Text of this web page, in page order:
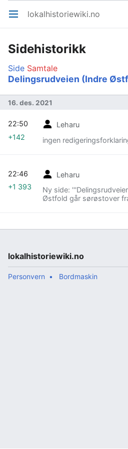
Åpne hovedmenyen lokalhistoriewiki.no
Sidehistorikk
Side Samtale
Delingsrudveien (Indre
16. des. 2021
Leharu
ingen
22:50
+142
Leharu
Ny side:
Østfold går sørøstover
22:46
+1 393
lokalhistoriewiki.no
Personvern Bordmaskin